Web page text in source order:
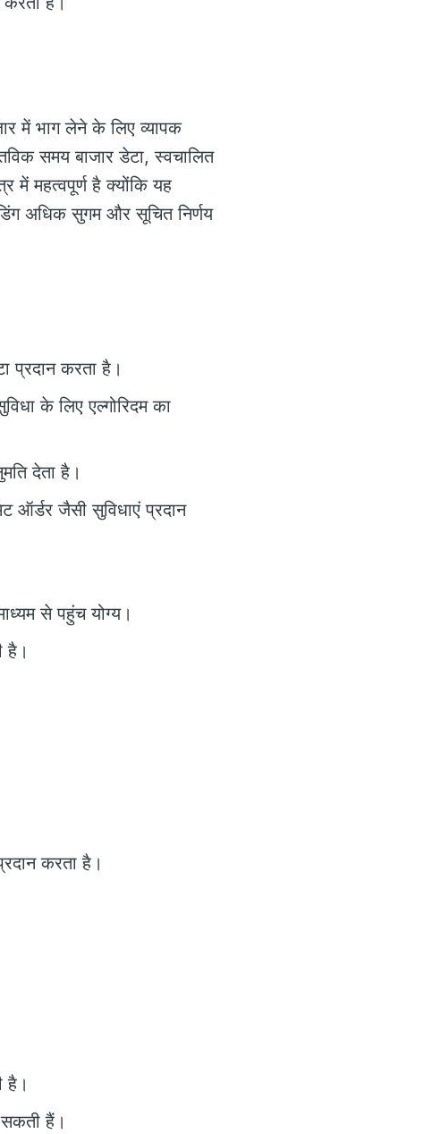
में भाग लेने के लिए व्यापक
समय बाजार डेटा, स्वचालित
में महत्वपूर्ण है क्योंकि यह
अधिक सुगम और सूचित निर्णय
प्रदान करता है।
के लिए एल्गोरिदम का
देता है।
ऑर्डर जैसी सुविधाएं प्रदान
से पहुंच योग्य।
है।
करता है।
है।
हैं।